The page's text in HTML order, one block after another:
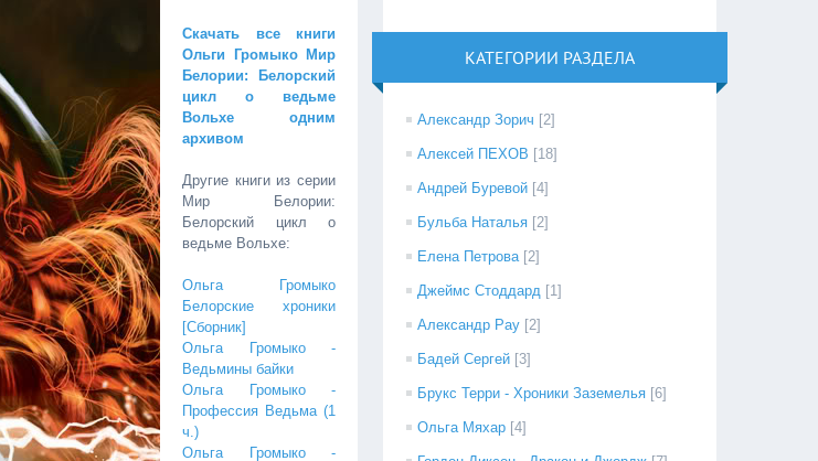
Скачать все книги
Ольги Громыко Мир
Белории: Белорский
цикл о ведьме
Вольхе одним
архивом
Другие книги из серии
Мир Белории:
Белорский цикл о
ведьме Вольхе:
Ольга Громыко
Белорские хроники
[Сборник]
Ольга Громыко -
Ведьмины байки
Ольга Громыко -
Профессия Ведьма (1
ч.)
Ольга Громыко -
КАТЕГОРИИ РАЗДЕЛА
Александр Зорич [2]
Алексей ПЕХОВ [18]
Андрей Буревой [4]
Бульба Наталья [2]
Елена Петрова [2]
Джеймс Стоддард [1]
Александр Рау [2]
Бадей Сергей [3]
Брукс Терри - Хроники Заземелья [6]
Ольга Мяхар [4]